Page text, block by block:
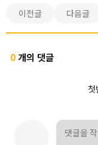
이전글 다음글
0개의 댓글